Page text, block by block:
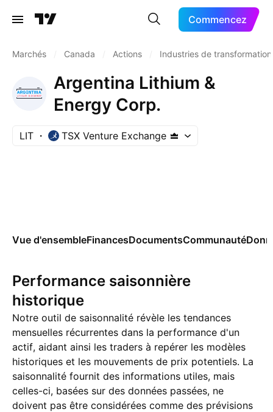
Commencez
Marchés Canada Actions Industries de transformation
Argentina Lithium &
Energy Corp.
LIT TSX Venture Exchange
Vue d'ensembleFinancesDocumentsCommunauté
Performance saisonnière
historique
Notre outil de saisonnalité révèle les tendances
mensuelles récurrentes dans la performance d'un
actif, aidant ainsi les traders à repérer les modèles
historiques et les mouvements de prix potentiels. La
saisonnalité fournit des informations utiles, mais
celles-ci, basées sur des données passées, ne
doivent pas être considérées comme des prévisions